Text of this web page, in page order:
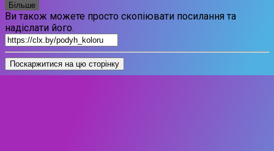
Більше
Ви також можете просто скопіювати посилання та
надіслати його.
Поскаржитися на цю сторінку